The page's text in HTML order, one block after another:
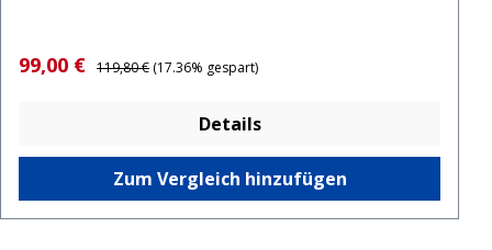
Verkaufspreis:
99,00 € Regulärer Preis:
119,80 € (17.36% gespart)
Details
Zum Vergleich hinzufügen